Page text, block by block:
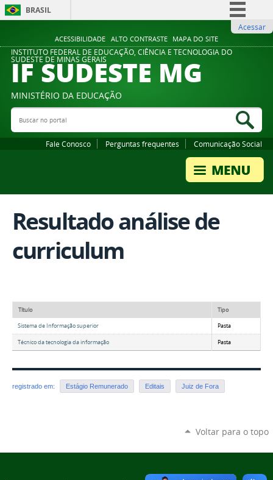
ACESSIBILIDADE ALTO CONTRASTE MAPA DO SITE
BRASIL
Comunica BR
Participe
Legislação
Acessar
INSTITUTO FEDERAL DE EDUCAÇÃO, CIÊNCIA E TECNOLOGIA DO
SUDESTE DE MINAS GERAIS
IF SUDESTE MG
MINISTÉRIO DA EDUCAÇÃO
Buscar no portal
Fale Conosco Perguntas frequentes Comunicação Social
Resultado análise de
curriculum
Título Tipo
Sistema de Informação superior Pasta
Técnico da tecnologia da informação Pasta
registrado em: Estágio Remunerado Editais Juiz de Fora
Voltar para o topo